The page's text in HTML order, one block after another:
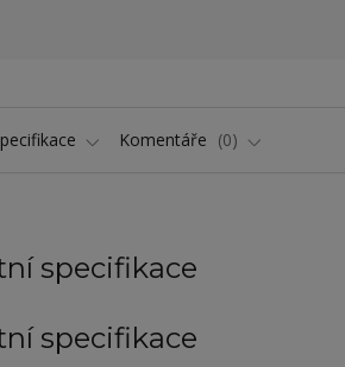
Komentáře 0
specifikace
specifikace